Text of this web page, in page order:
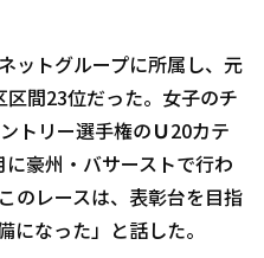
ットグループに所属し、元
区間23位だった。女子のチ
トリー選手権のＵ20カテ
豪州・バサーストで行わ
のレースは、表彰台を目指
になった」と話した。